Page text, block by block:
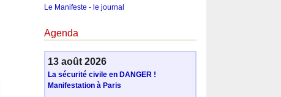
Le Manifeste - le journal
Agenda
13 août 2026
La sécurité civile en DANGER !
Manifestation à Paris